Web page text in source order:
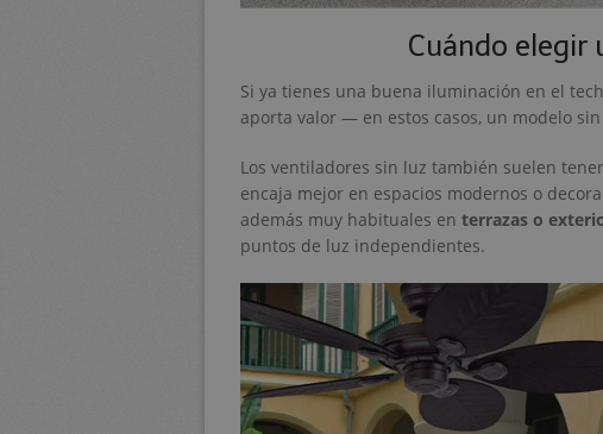
Cuándo elegir
Si ya tienes una buena iluminación en el
aporta valor — en estos casos, un modelo
Los ventiladores sin luz también suelen
encaja mejor en espacios modernos o
además muy habituales en terrazas o
puntos de luz independientes.